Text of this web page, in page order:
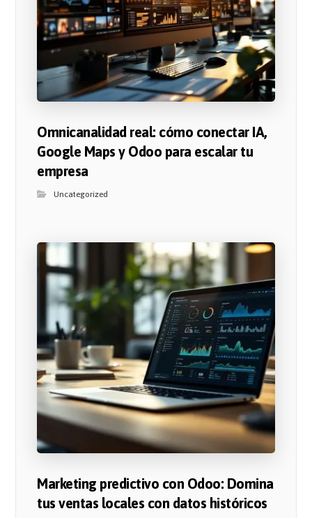
Omnicanalidad real: cómo conectar IA,
Google Maps y Odoo para escalar tu
empresa
Uncategorized
Marketing predictivo con Odoo: Domina
tus ventas locales con datos históricos